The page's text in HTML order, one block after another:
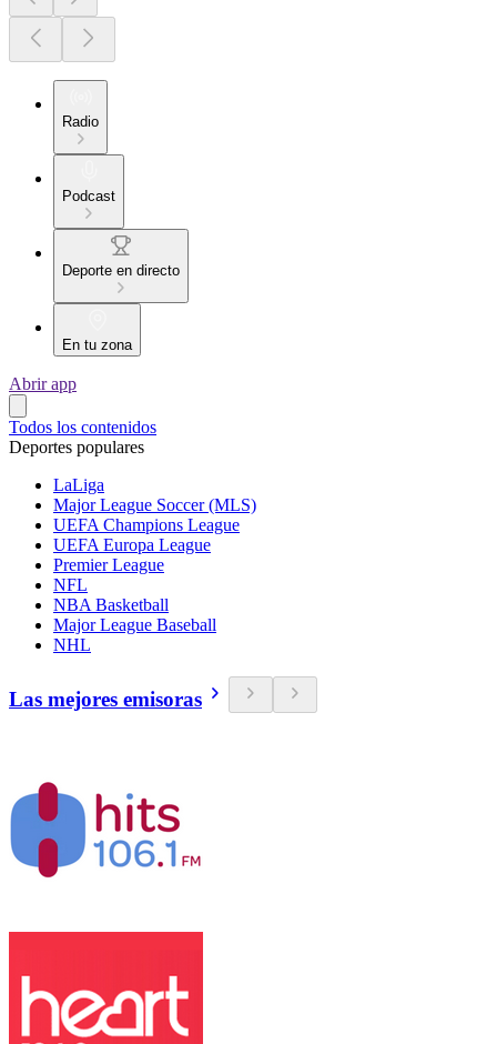
Radio
Podcast
Deporte en directo
En tu zona
Abrir app
Todos los contenidos
Deportes populares
LaLiga
Major League Soccer (MLS)
UEFA Champions League
UEFA Europa League
Premier League
NFL
NBA Basketball
Major League Baseball
NHL
Las mejores emisoras